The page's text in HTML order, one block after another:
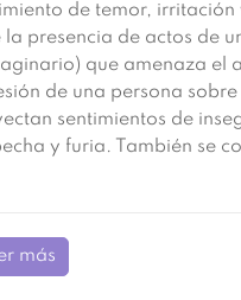
de temor, irritación
la presencia de actos de
que amenaza el
de una persona sobre
sentimientos de
y furia. También se
más